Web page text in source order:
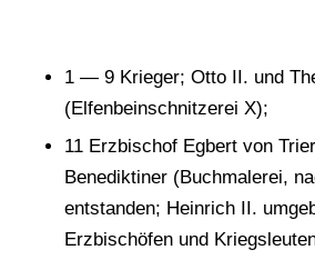
1 — 9 Krieger; Otto II. und
(Elfenbeinschnitzerei X);
11 Erzbischof Egbert von
Benediktiner (Buchmalerei,
entstanden; Heinrich II.
Erzbischöfen und